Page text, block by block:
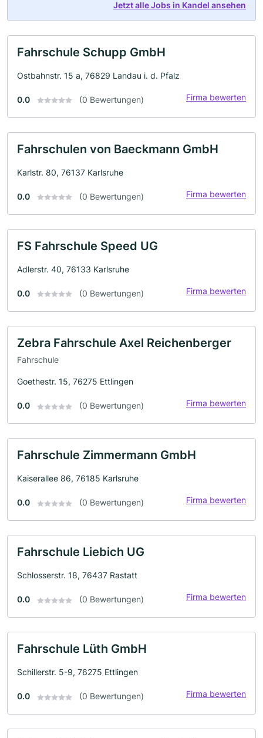
Jetzt alle Jobs in Kandel ansehen
Fahrschule Schupp GmbH
Ostbahnstr. 15 a, 76829 Landau i. d. Pfalz
0.0 (0 Bewertungen) Firma bewerten
Fahrschulen von Baeckmann GmbH
Karlstr. 80, 76137 Karlsruhe
0.0 (0 Bewertungen) Firma bewerten
FS Fahrschule Speed UG
Adlerstr. 40, 76133 Karlsruhe
0.0 (0 Bewertungen) Firma bewerten
Zebra Fahrschule Axel Reichenberger
Fahrschule
Goethestr. 15, 76275 Ettlingen
0.0 (0 Bewertungen) Firma bewerten
Fahrschule Zimmermann GmbH
Kaiserallee 86, 76185 Karlsruhe
0.0 (0 Bewertungen) Firma bewerten
Fahrschule Liebich UG
Schlosserstr. 18, 76437 Rastatt
0.0 (0 Bewertungen) Firma bewerten
Fahrschule Lüth GmbH
Schillerstr. 5-9, 76275 Ettlingen
0.0 (0 Bewertungen) Firma bewerten